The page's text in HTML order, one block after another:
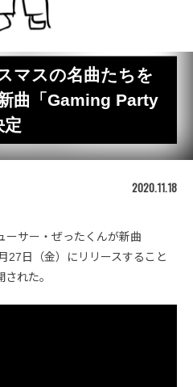
マスの名曲たちを
曲「Gaming Party
定
2020.11.18
ーサー・ぜったくんが新曲
27日（金）にリリースすること
れた。